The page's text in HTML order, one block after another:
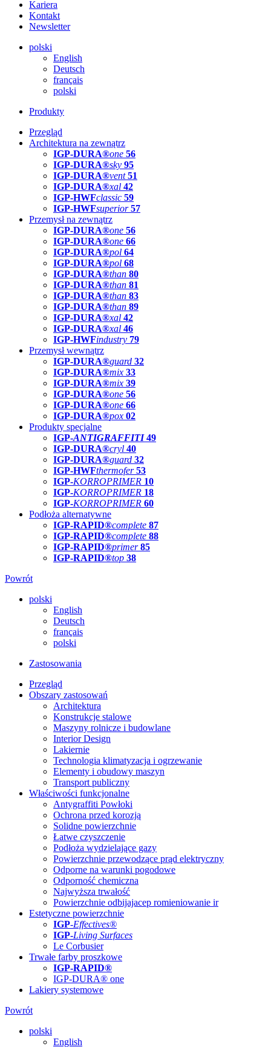
Kariera
Kontakt
Newsletter
polski
English
Deutsch
français
polski
Produkty
Przegląd
Architektura na zewnątrz
IGP-DURA®one 56
IGP-DURA®sky 95
IGP-DURA®vent 51
IGP-DURA®xal 42
IGP-HWFclassic 59
IGP-HWFsuperior 57
Przemysł na zewnątrz
IGP-DURA®one 56
IGP-DURA®one 66
IGP-DURA®pol 64
IGP-DURA®pol 68
IGP-DURA®than 80
IGP-DURA®than 81
IGP-DURA®than 83
IGP-DURA®than 89
IGP-DURA®xal 42
IGP-DURA®xal 46
IGP-HWFindustry 79
Przemysł wewnątrz
IGP-DURA®guard 32
IGP-DURA®mix 33
IGP-DURA®mix 39
IGP-DURA®one 56
IGP-DURA®one 66
IGP-DURA®pox 02
Produkty specjalne
IGP-ANTIGRAFFITI49
IGP-DURA®cryl 40
IGP-DURA®guard 32
IGP-HWFthermofer 53
IGP-KORROPRIMER 10
IGP-KORROPRIMER 18
IGP-KORROPRIMER 60
Podłoża alternatywne
IGP-RAPID®complete 87
IGP-RAPID®complete 88
IGP-RAPID®primer 85
IGP-RAPID®top 38
Powrót
polski
English
Deutsch
français
polski
Zastosowania
Przegląd
Obszary zastosowań
Architektura
Konstrukcje stalowe
Maszyny rolnicze i budowlane
Interior Design
Lakiernie
Technologia klimatyzacja i ogrzewanie
Elementy i obudowy maszyn
Transport publiczny
Właściwości funkcjonalne
Antygraffiti Powłoki
Ochrona przed korozją
Solidne powierzchnie
Łatwe czyszczenie
Podłoża wydzielające gazy
Powierzchnie przewodzące prąd elektryczny
Odporne na warunki pogodowe
Odporność chemiczna
Najwyższa trwałość
Powierzchnie odbijajacep romieniowanie ir
Estetyczne powierzchnie
IGP-Effectives®
IGP-Living Surfaces
Le Corbusier
Trwałe farby proszkowe
IGP-RAPID®
IGP-DURA® one
Lakiery systemowe
Powrót
polski
English